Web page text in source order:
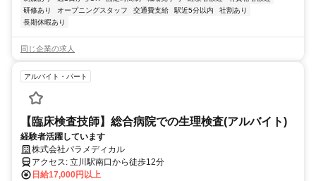
研修あり
オープニングスタッフ 交通費支給 駅近5分以内
社割あり
長期休暇あり
同じ企業の求人
アルバイト・パート
【臨床検査技師】総合病院での生理検査(アルバイト)
経験者活躍しています
株式会社パラメディカル
アクセス: 立川駅南口から徒歩12分
日給17,000円以上